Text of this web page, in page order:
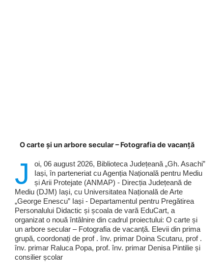
O carte și un arbore secular – Fotografia de vacanță
J
oi, 06 august 2026, Biblioteca Județeană „Gh. Asachi”
Iași, în parteneriat cu Agenția Națională pentru Mediu
și Arii Protejate (ANMAP) - Direcția Județeană de
Mediu (DJM) Iași, cu Universitatea Națională de Arte
„George Enescu” Iași - Departamentul pentru Pregătirea
Personalului Didactic și școala de vară EduCart, a
organizat o nouă întâlnire din cadrul proiectului: O carte și
un arbore secular – Fotografia de vacanță. Elevii din prima
grupă, coordonați de prof . înv. primar Doina Scutaru, prof .
înv. primar Raluca Popa, prof. înv. primar Denisa Pintilie și
consilier școlar